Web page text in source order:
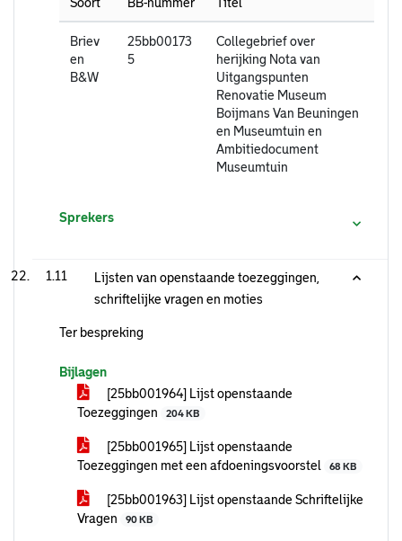
Briev
en
B&W
25bb00173
5
Collegebrief over
herijking Nota van
Uitgangspunten
Renovatie Museum
Boijmans Van Beuningen
en Museumtuin en
Ambitiedocument
Museumtuin
Sprekers
1.11
Lijsten van openstaande toezeggingen,
schriftelijke vragen en moties
Ter bespreking
Bijlagen
[25bb001964] Lijst openstaande
Toezeggingen
204 KB
[25bb001965] Lijst openstaande
Toezeggingen met een afdoeningsvoorstel
68 KB
[25bb001963] Lijst openstaande Schriftelijke
Vragen
90 KB